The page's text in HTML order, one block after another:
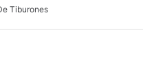
Tiburones